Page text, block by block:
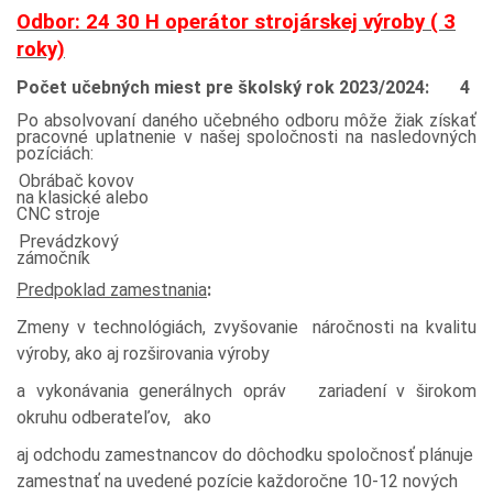
Odbor: 24 30 H operátor strojárskej výroby ( 3
roky)
Počet učebných miest pre školský rok 2023/2024: 4
Po absolvovaní daného učebného odboru môže žiak získať
pracovné uplatnenie v našej spoločnosti na nasledovných
pozíciách:
Obrábač kovov
na klasické alebo
CNC stroje
Prevádzkový
zámočník
Predpoklad zamestnania:
Zmeny v technológiách, zvyšovanie náročnosti na kvalitu
výroby, ako aj rozširovania výroby
a vykonávania generálnych opráv zariadení v širokom
okruhu odberateľov, ako
aj odchodu zamestnancov do dôchodku spoločnosť plánuje
zamestnať na uvedené pozície každoročne 10-12 nových